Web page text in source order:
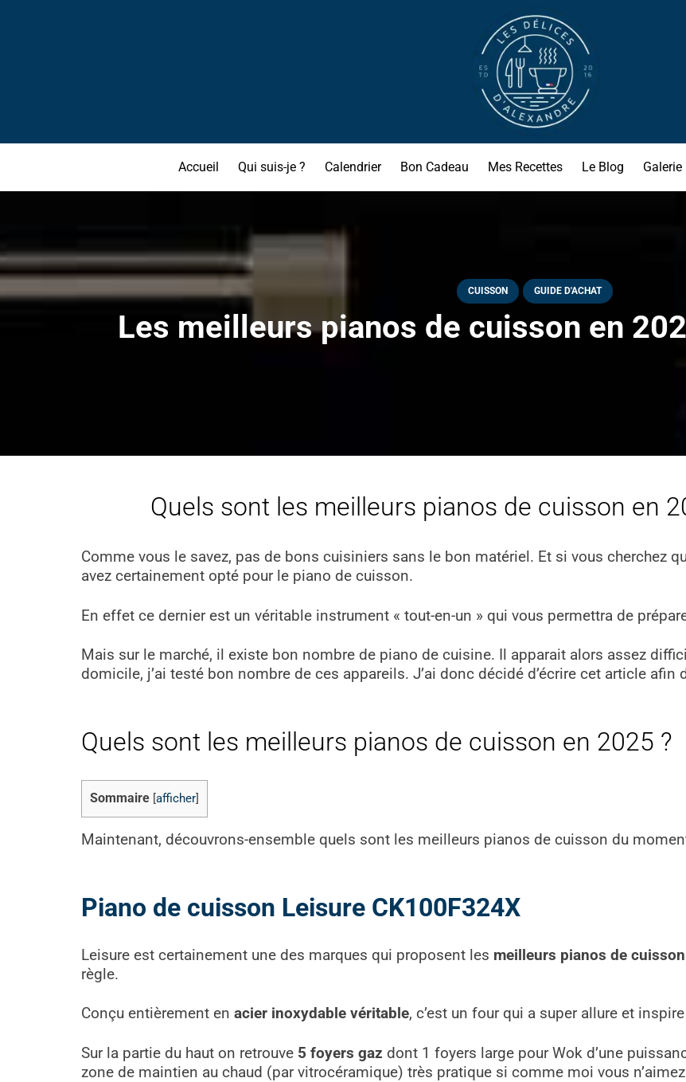
Accueil Qui suis-je ? Calendrier Bon Cadeau Mes Recettes Le Blog
CUISSON GUIDE D'ACHAT
Les meilleurs pianos de cuisson en
Quels sont les meilleurs pianos de cuisson en
Comme vous le savez, pas de bons cuisiniers sans le bon matériel. Et si vous cherchez
avez certainement opté pour le piano de cuisson.
En effet ce dernier est un véritable instrument « tout-en-un » qui vous permettra de
Mais sur le marché, il existe bon nombre de piano de cuisine. Il apparait alors assez
domicile, j’ai testé bon nombre de ces appareils. J’ai donc décidé d’écrire cet article afin
Quels sont les meilleurs pianos de cuisson en 2025 ?
Sommaire afficher
Maintenant, découvrons-ensemble quels sont les meilleurs pianos de cuisson du
Piano de cuisson Leisure CK100F324X
Leisure est certainement une des marques qui proposent les meilleurs pianos de cuisson
règle.
Conçu entièrement en acier inoxydable véritable, c’est un four qui a super allure et
Sur la partie du haut on retrouve 5 foyers gaz dont 1 foyers large pour Wok d’une
zone de maintien au chaud (par vitrocéramique) très pratique si comme moi vous